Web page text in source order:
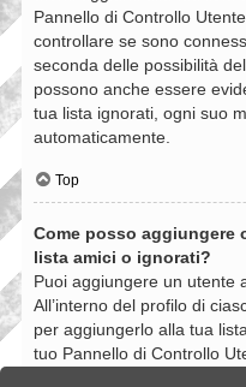
Pannello di Controllo
controllare se sono
seconda delle possibilità
possono anche essere
tua lista ignorati, ogni suo
automaticamente.
Top
Come posso aggiungere
lista amici o ignorati?
Puoi aggiungere un utente
All’interno del profilo di
per aggiungerlo alla tua
tuo Pannello di Controllo